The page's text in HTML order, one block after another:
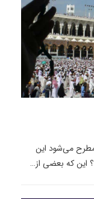
می‌شود این
این که بعضی از…